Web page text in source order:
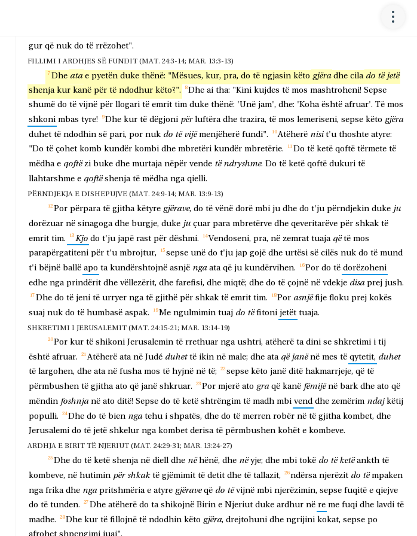
gur që nuk do të rrëzohet".
FILLIMI I ARDHJES SË FUNDIT (MAT. 24:3-14; MAR. 13:3-13)
Dhe ata e pyetën duke thënë: "Mësues, kur, pra, do të ngjasin këto gjëra dhe cila do të jetë
shenja kur kanë për të ndodhur këto?". Dhe ai tha: "Kini kujdes të mos mashtroheni! Sepse
shumë do të vijnë për llogari të emrit tim duke thënë: 'Unë jam', dhe: 'Koha është afruar'. Të mos
shkoni mbas tyre! Dhe kur të dëgjoni për luftëra dhe trazira, të mos lemeriseni, sepse këto gjëra
duhet të ndodhin së pari, por nuk do të vijë menjëherë fundi". Atëherë nisi t'u thoshte atyre:
"Do të çohet komb kundër kombi dhe mbretëri kundër mbretërie. Do të ketë qoftë tërmete të
mëdha e qoftë zi buke dhe murtaja nëpër vende të ndryshme. Do të ketë qoftë dukuri të
llahtarshme e qoftë shenja të mëdha nga qielli.
PËRNDJEKJA E DISHEPUJVE (MAT. 24:9-14; MAR. 13:9-13)
Por përpara të gjitha këtyre gjërave, do të vënë dorë mbi ju dhe do t'ju përndjekin duke ju
dorëzuar në sinagoga dhe burgje, duke ju çuar para mbretërve dhe qeveritarëve për shkak të
emrit tim. Kjo do t'ju japë rast për dëshmi. Vendoseni, pra, në zemrat tuaja që të mos
parapërgatiteni për t'u mbrojtur, sepse unë do t'ju jap gojë dhe urtësi së cilës nuk do të mund
t'i bëjnë ballë apo ta kundërshtojnë asnjë nga ata që ju kundërvihen. Por do të dorëzoheni
edhe nga prindërit dhe vëllezërit, dhe farefisi, dhe miqtë; dhe do të çojnë në vdekje disa prej jush.
Dhe do të jeni të urryer nga të gjithë për shkak të emrit tim. Por asnjë fije floku prej kokës
suaj nuk do të humbasë aspak. Me ngulmimin tuaj do të fitoni jetët tuaja.
SHKRETIMI I JERUSALEMIT (MAT. 24:15-21; MAR. 13:14-19)
Por kur të shikoni Jerusalemin të rrethuar nga ushtri, atëherë ta dini se shkretimi i tij
është afruar. Atëherë ata në Judé duhet të ikin në male; dhe ata që janë në mes të qytetit, duhet
të largohen, dhe ata në fusha mos të hyjnë në të; sepse këto janë ditë hakmarrjeje, që të
përmbushen të gjitha ato që janë shkruar. Por mjerë ato gra që kanë fëmijë në bark dhe ato që
mëndin foshnja në ato ditë! Sepse do të ketë shtrëngim të madh mbi vend dhe zemërim ndaj këtij
populli.
Dhe do të bien nga tehu i shpatës, dhe do të merren robër në të gjitha kombet, dhe
Jerusalemi do të jetë shkelur nga kombet derisa të përmbushen kohët e kombeve.
ARDHJA E BIRIT TË NJERIUT (MAT. 24:29-31; MAR. 13:24-27)
Dhe do të ketë shenja në diell dhe në hënë, dhe në yje; dhe mbi tokë do të ketë ankth të
kombeve, në hutimin për shkak të gjëmimit të detit dhe të tallazit, ndërsa njerëzit do të mpaken
nga frika dhe nga pritshmëria e atyre gjërave që do të vijnë mbi njerëzimin, sepse fuqitë e qiejve
do të tunden. Dhe atëherë do ta shikojnë Birin e Njeriut duke ardhur në re me fuqi dhe lavdi të
madhe.
Dhe kur të fillojnë të ndodhin këto gjëra, drejtohuni dhe ngrijini kokat, sepse po